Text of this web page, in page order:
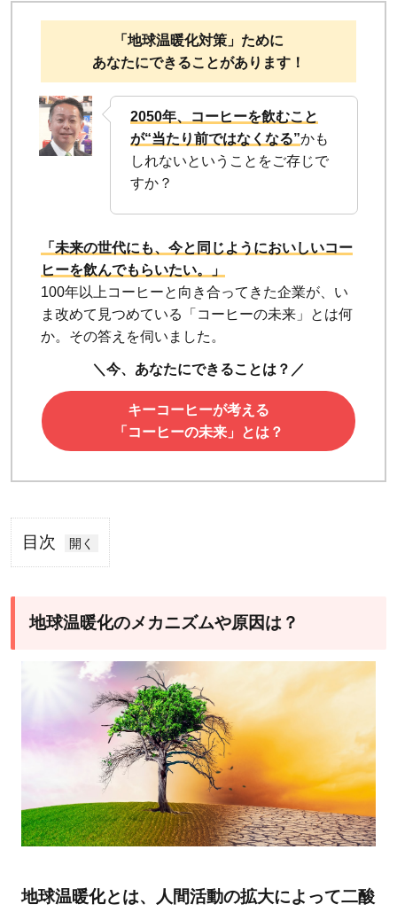
「地球温暖化対策」ために
あなたにできることがあります！
2050年、コーヒーを飲むこと
が“当たり前ではなくなる”かも
しれないということをご存じで
すか？
「未来の世代にも、今と同じようにおいしいコー
ヒーを飲んでもらいたい。」
100年以上コーヒーと向き合ってきた企業が、い
ま改めて見つめている「コーヒーの未来」とは何
か。その答えを伺いました。
＼今、あなたにできることは？／
キーコーヒーが考える
「コーヒーの未来」とは？
目次
1
温暖
は？
地球
温暖
は？
地球温暖化のメカニズムや原因は？
地球温暖化とは、人間活動の拡大によって二酸